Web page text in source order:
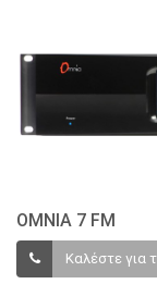
ΟΜΝΙΑ 7 FM
Καλέστε για